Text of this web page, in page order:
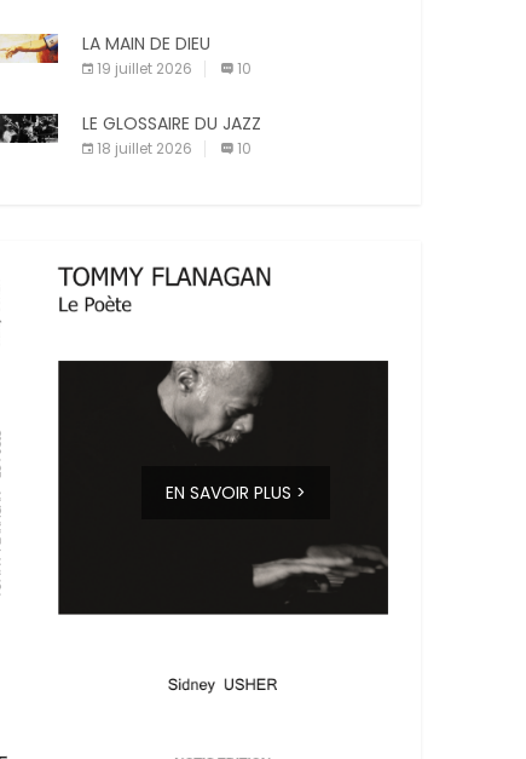
LA MAIN DE DIEU
19 juillet 2026 10
LE GLOSSAIRE DU JAZZ
18 juillet 2026 10
EN SAVOIR PLUS >